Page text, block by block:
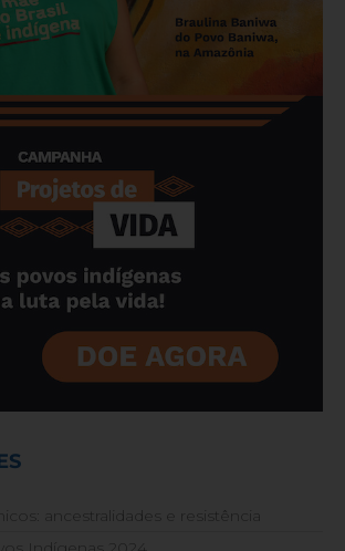
ancestralidades e resistência